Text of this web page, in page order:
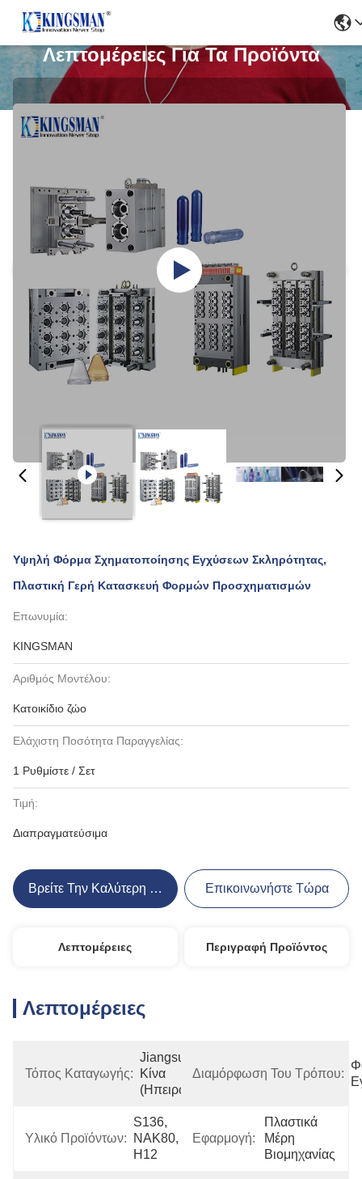
Λεπτομέρειες Για Τα Προϊόντα
Υψηλή Φόρμα Σχηματοποίησης Εγχύσεων Σκληρότητας,
Πλαστική Γερή Κατασκευή Φορμών Προσχηματισμών
Επωνυμία:
KINGSMAN
Αριθμός Μοντέλου:
Κατοικίδιο ζώο
Ελάχιστη Ποσότητα Παραγγελίας:
1 Ρυθμίστε / Σετ
Τιμή:
Διαπραγματεύσιμα
Βρείτε Την Καλύτερη Τιμή Επικοινωνήστε Τώρα
Λεπτομέρειες Περιγραφή Προϊόντος
Λεπτομέρειες
Τόπος Καταγωγής:
Jiangsu,
Κίνα
(Ηπειρωτική)
Διαμόρφωση Του Τρόπου:
Υλικό Προϊόντων:
S136,
NAK80,
H12
Εφαρμογή:
Πλαστικά
Μέρη
Βιομηχανίας